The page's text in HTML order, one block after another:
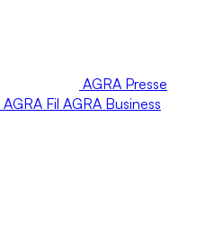
AGRA Presse
AGRA Fil AGRA Business